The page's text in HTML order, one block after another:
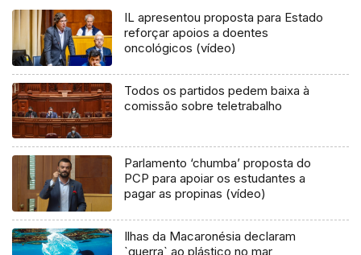
IL apresentou proposta para Estado
reforçar apoios a doentes
oncológicos (vídeo)
Todos os partidos pedem baixa à
comissão sobre teletrabalho
Parlamento ‘chumba’ proposta do
PCP para apoiar os estudantes a
pagar as propinas (vídeo)
Ilhas da Macaronésia declaram
`guerra` ao plástico no mar